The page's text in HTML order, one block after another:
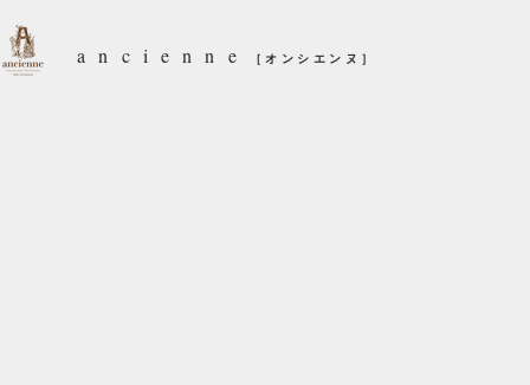
ancienne ［オンシエンヌ］